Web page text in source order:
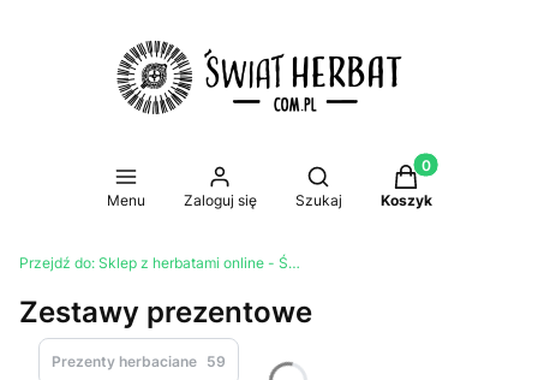
Menu Zaloguj się
Otwórz wyszukiwarkę
Szukaj
Produkty w
Koszyk
Przejdź do: Sklep z herbatami online - Świat Herbat
Zestawy prezentowe
Prezenty herbaciane 59